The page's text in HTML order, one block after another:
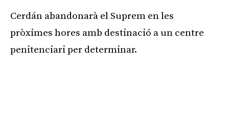
Cerdán abandonarà el Suprem en les
pròximes hores amb destinació a un centre
penitenciari per determinar.